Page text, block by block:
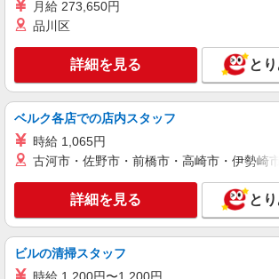
詳
株式会社kotrio /●YK-H-2091504
港南台駅＊働きやすさで選
デイSTAFF/17時定時
時給1600円〜2250円 ＜
通費全支給(ガソリン代含む)＞
港南区港南台＊自転車通勤
キープ 詳
派遣社員
月給 273,650円
品川区
詳細を見る と
ベルク各店での店内スタッフ
時給 1,065円
古河市・佐野市・前橋市・高崎市・伊勢崎
詳細を見る と
ビルの清掃スタッフ